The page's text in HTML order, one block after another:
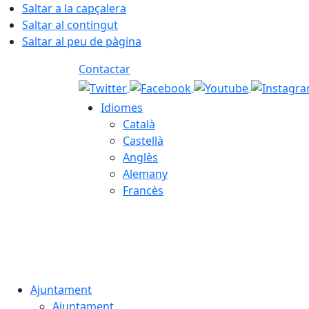
Saltar a la capçalera
Saltar al contingut
Saltar al peu de pàgina
Contactar
Idiomes
Català
Castellà
Anglès
Alemany
Francès
Ajuntament